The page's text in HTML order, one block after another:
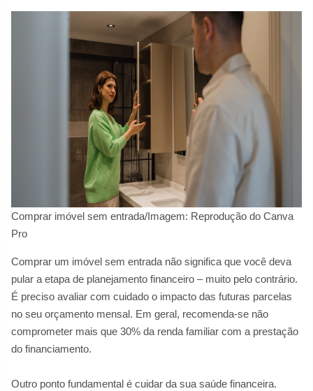
Comprar imóvel sem entrada/Imagem: Reprodução do Canva
Pro
Comprar um imóvel sem entrada não significa que você deva
pular a etapa de planejamento financeiro – muito pelo contrário.
É preciso avaliar com cuidado o impacto das futuras parcelas
no seu orçamento mensal. Em geral, recomenda-se não
comprometer mais que 30% da renda familiar com a prestação
do financiamento.
Outro ponto fundamental é cuidar da sua saúde financeira.